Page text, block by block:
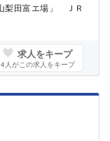
梨田富エ場」 ＪＲ
求人をキープ
4 人がこの求人をキープ